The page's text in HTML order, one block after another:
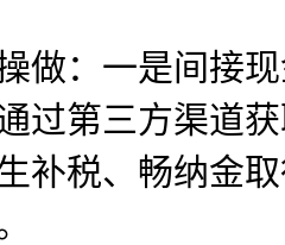
：一是间接现
过第三方渠道
补税、畅纳金